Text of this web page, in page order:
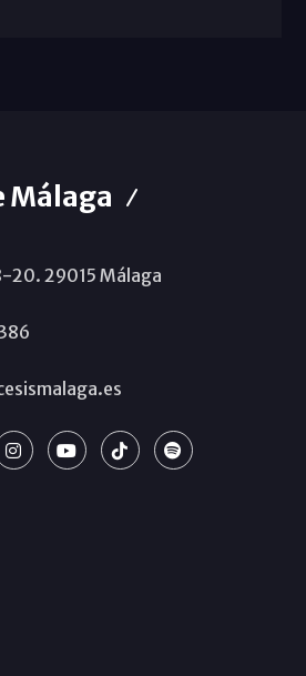
Málaga
20. 29015 Málaga